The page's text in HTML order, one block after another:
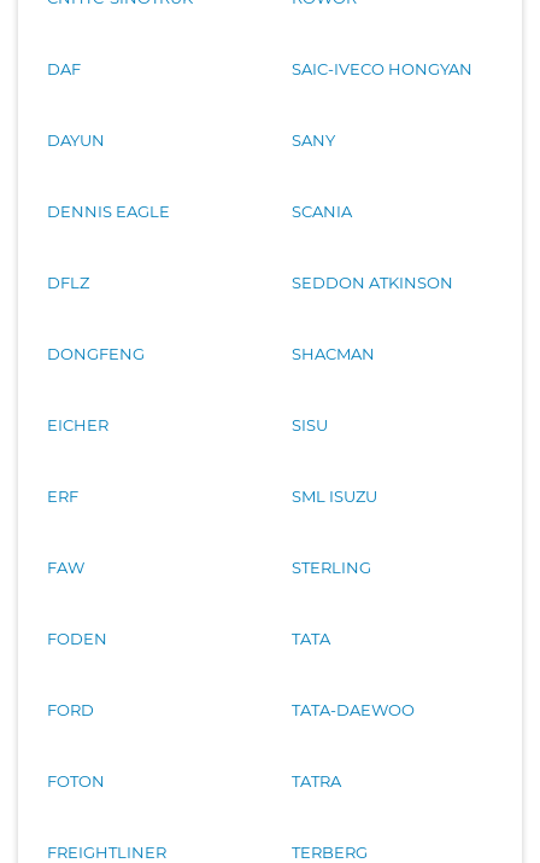
DAF
DAYUN
DENNIS EAGLE
DFLZ
DONGFENG
EICHER
ERF
FAW
FODEN
FORD
FOTON
FREIGHTLINER
SAIC-IVECO HONGYAN
SANY
SCANIA
SEDDON ATKINSON
SHACMAN
SISU
SML ISUZU
STERLING
TATA
TATA-DAEWOO
TATRA
TERBERG